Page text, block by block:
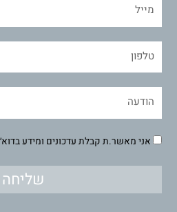
אני מאשר.ת קבלת עדכונים ומידע
שליחה